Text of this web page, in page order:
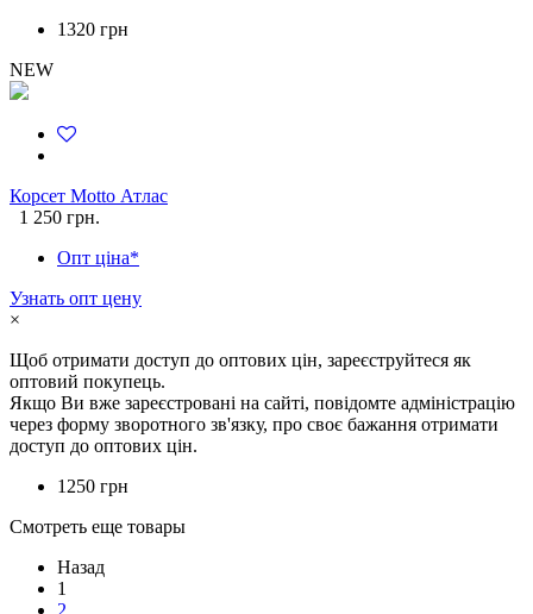
1320 грн
NEW
Корсет Motto Атлас
1 250 грн.
Опт ціна*
Узнать опт цену
×
Щоб отримати доступ до оптових цін, зареєструйтеся як
оптовий покупець.
Якщо Ви вже зареєстровані на сайті, повідомте адміністрацію
через форму зворотного зв'язку, про своє бажання отримати
доступ до оптових цін.
1250 грн
Смотреть еще товары
Назад
1
2